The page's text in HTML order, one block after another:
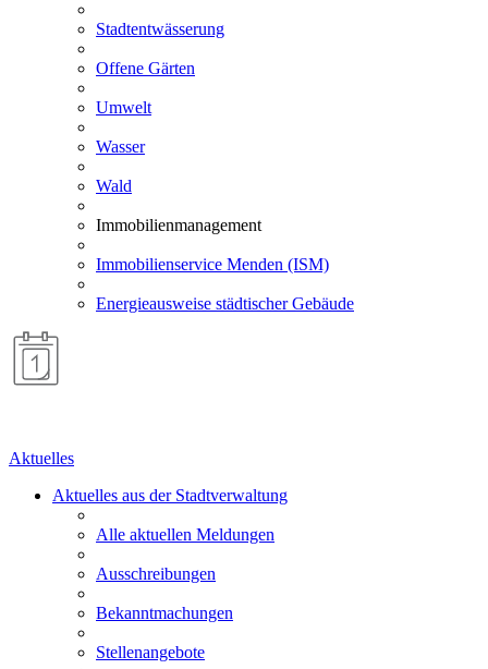
Stadtentwässerung
Offene Gärten
Umwelt
Wasser
Wald
Immobilienmanagement
Immobilienservice Menden (ISM)
Energieausweise städtischer Gebäude
Aktuelles
Aktuelles aus der Stadtverwaltung
Alle aktuellen Meldungen
Ausschreibungen
Bekanntmachungen
Stellenangebote